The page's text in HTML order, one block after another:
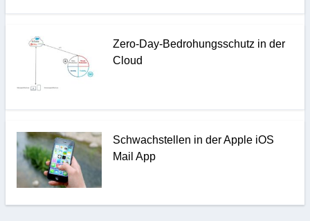
Zero-Day-Bedrohungsschutz in der
Cloud
Schwachstellen in der Apple iOS
Mail App